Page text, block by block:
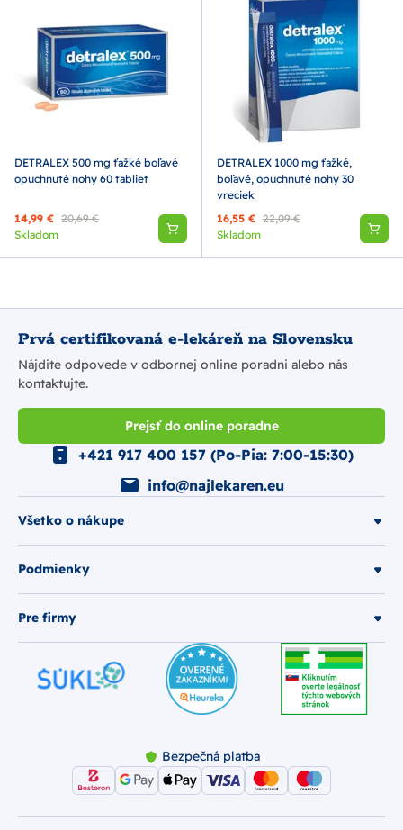
DETRALEX 500 mg ťažké boľavé
opuchnuté nohy 60 tabliet
14,99 € 20,69 €
Skladom
DETRALEX 1000 mg ťažké,
boľavé, opuchnuté nohy 30
vreciek
16,55 € 22,09 €
Skladom
Prvá certifikovaná e-lekáreň na Slovensku
Nájdite odpovede v odbornej online poradni alebo nás
kontaktujte.
Prejsť do online poradne
Všetko o nákupe
Podmienky
Pre firmy
+421 917 400 157 (Po-Pia: 7:00-15:30)
info@najlekaren.eu
Bezpečná platba